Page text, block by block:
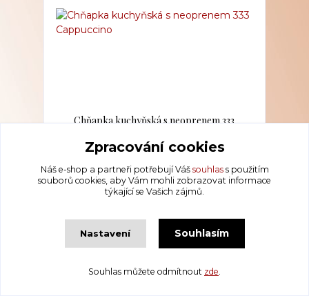
Chňapka kuchyňská s neoprenem 333
139 Kč ks
PŘIPRAVENO K ODESLÁNÍ
Přidat do košíku
Zpracování cookies
Náš e-shop a partneři potřebují Váš souhlass použitím
souborů cookies, aby Vám mohli zobrazovat informace
týkající se Vašich zájmů.
Nastavení Souhlasím
Souhlas můžete odmítnout zde